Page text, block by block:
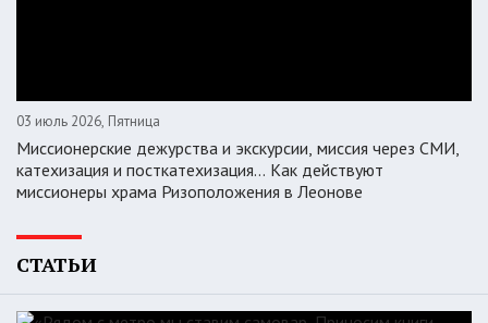
03 июль 2026, Пятница
Миссионерские дежурства и экскурсии, миссия через СМИ,
катехизация и посткатехизация… Как действуют
миссионеры храма Ризоположения в Леонове
СТАТЬИ